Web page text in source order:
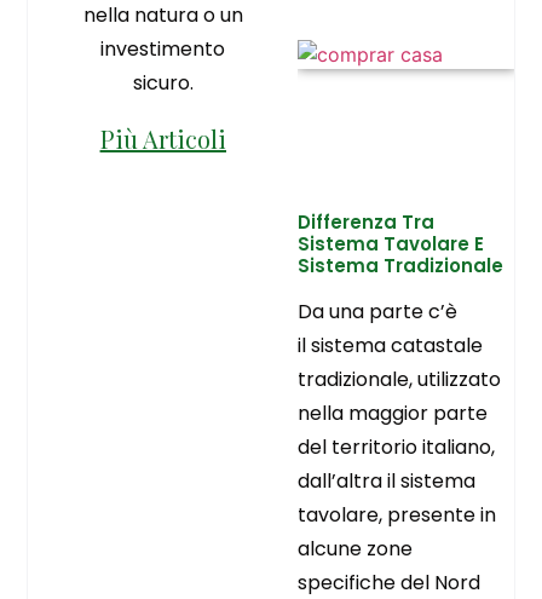
nella natura o un
investimento
sicuro.
Più Articoli
Differenza Tra
Sistema Tavolare E
Sistema Tradizionale
Da una parte c’è
il sistema catastale
tradizionale, utilizzato
nella maggior parte
del territorio italiano,
dall’altra il sistema
tavolare, presente in
alcune zone
specifiche del Nord